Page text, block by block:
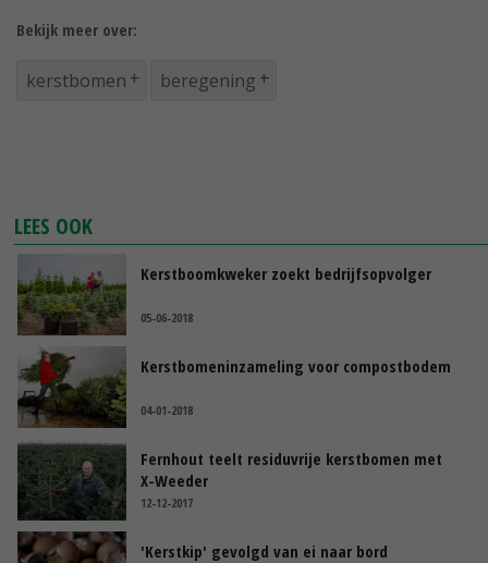
Bekijk meer over:
kerstbomen beregening
LEES OOK
Kerstboomkweker zoekt bedrijfsopvolger
05-06-2018
Kerstbomeninzameling voor compostbodem
04-01-2018
Fernhout teelt residuvrije kerstbomen met
X-Weeder
12-12-2017
'Kerstkip' gevolgd van ei naar bord